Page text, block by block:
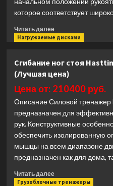
которое соответствует
Читать далееПрочитать
больше
от
груди
с
независимыми
рычагами
Hasttings
Digger
HD001-
(Лучшая
цена)
Нагружаемые дисками
Сгибание ног стоя
(Лучшая цена)
Цена от: 210400 руб.
Описание Силовой
предназначен для
рук. Конструктивные
обеспечить изолированную
мышцы на всем диапазоне
предназначен как для дома,
Читать далееПрочитать
больше
Грузоблочные тренажеры